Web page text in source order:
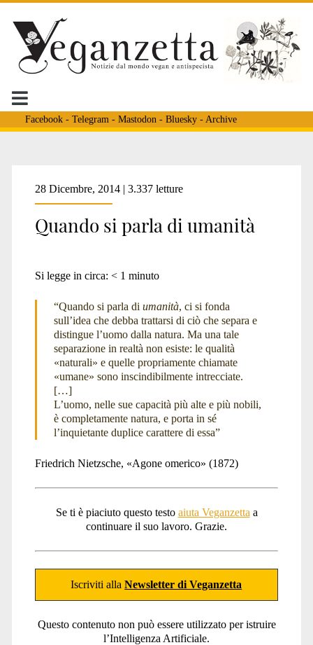
Facebook- Telegram - Mastodon - Bluesky- Archive
28 Dicembre, 2014 | 3.337 letture
Quando si parla di umanità
Si legge in circa: < 1 minuto
“Quando si parla di umanità, ci si fonda
sull’idea che debba trattarsi di ciò che separa e
distingue l’uomo dalla natura. Ma una tale
separazione in realtà non esiste: le qualità
«naturali» e quelle propriamente chiamate
«umane» sono inscindibilmente intrecciate.
[…]
L’uomo, nelle sue capacità più alte e più nobili,
è completamente natura, e porta in sé
l’inquietante duplice carattere di essa”
Friedrich Nietzsche, «Agone omerico» (1872)
Se ti è piaciuto questo testo aiuta Veganzetta a
continuare il suo lavoro. Grazie.
Iscriviti allaNewsletter di Veganzetta
Questo contenuto non può essere utilizzato per istruire
l’Intelligenza Artificiale.